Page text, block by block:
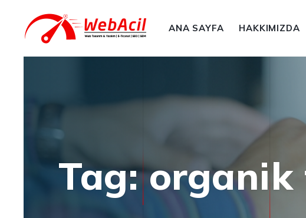
ANA SAYFA HAKKIMIZDA
Tag: